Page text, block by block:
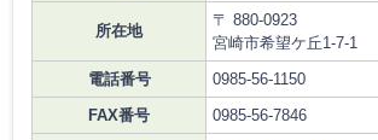
所在地
〒 880-0923
宮崎市希望ケ丘1-7-1
電話番号
0985-56-1150
FAX番号
0985-56-7846